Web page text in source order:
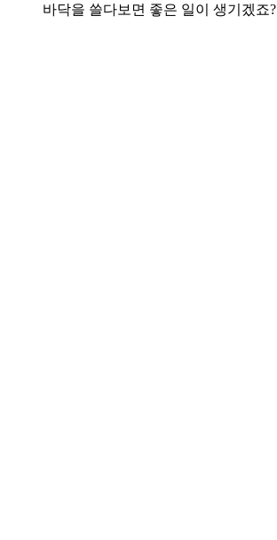
바닥을 쓸다보면 좋은 일이 생기겠죠?